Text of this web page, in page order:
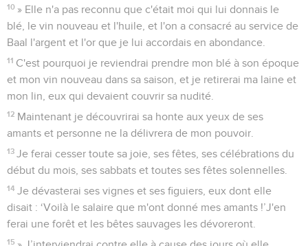
10 » Elle n'a pas reconnu que c'était moi qui lui donnais le
blé, le vin nouveau et l'huile, et l'on a consacré au service de
Baal l'argent et l'or que je lui accordais en abondance.
11 C'est pourquoi je reviendrai prendre mon blé à son époque
et mon vin nouveau dans sa saison, et je retirerai ma laine et
mon lin, eux qui devaient couvrir sa nudité.
12 Maintenant je découvrirai sa honte aux yeux de ses
amants et personne ne la délivrera de mon pouvoir.
13 Je ferai cesser toute sa joie, ses fêtes, ses célébrations du
début du mois, ses sabbats et toutes ses fêtes solennelles.
14 Je dévasterai ses vignes et ses figuiers, eux dont elle
disait : ‘Voilà le salaire que m'ont donné mes amants !’J'en
ferai une forêt et les bêtes sauvages les dévoreront.
15